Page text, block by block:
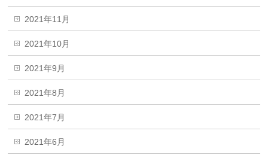
2021年11月
2021年10月
2021年9月
2021年8月
2021年7月
2021年6月